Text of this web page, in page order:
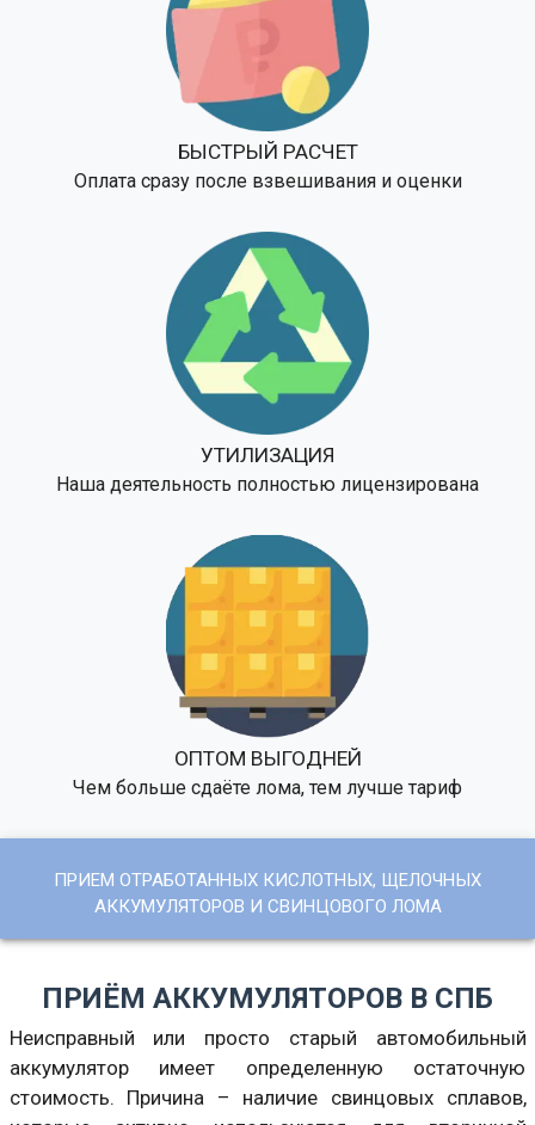
БЫСТРЫЙ РАСЧЕТ
Оплата сразу после взвешивания и оценки
УТИЛИЗАЦИЯ
Наша деятельность полностью лицензирована
ОПТОМ ВЫГОДНЕЙ
Чем больше сдаёте лома, тем лучше тариф
ПРИЕМ ОТРАБОТАННЫХ КИСЛОТНЫХ, ЩЕЛОЧНЫХ
АККУМУЛЯТОРОВ И СВИНЦОВОГО ЛОМА
ПРИЁМ АККУМУЛЯТОРОВ В СПБ
Неисправный или просто старый автомобильный
аккумулятор имеет определенную остаточную
стоимость. Причина – наличие свинцовых сплавов,